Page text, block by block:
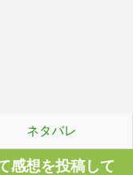
ネタバレ
感想を投稿して